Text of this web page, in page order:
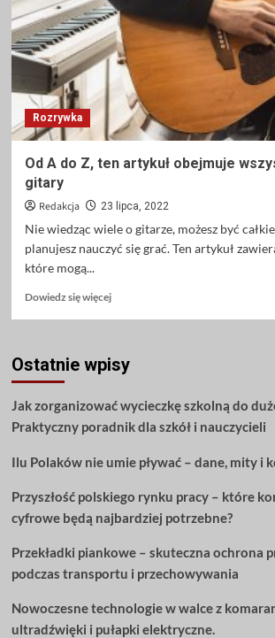
Rozrywka
Od A do Z, ten artykuł obejmuje
gitary
Redakcja 23 lipca, 2022
Nie wiedząc wiele o gitarze, możesz być
planujesz nauczyć się grać. Ten artykuł
które mogą...
Dowiedz się więcejDowiedz
Od
Z,
ten
obejmuje
o
nauce
gitary
Ostatnie wpisy
Jak zorganizować wycieczkę szkolną do
Praktyczny poradnik dla szkół i nauczycieli
Ilu Polaków nie umie pływać – dane, mity i
Przyszłość polskiego rynku pracy – które
cyfrowe będą najbardziej potrzebne?
Przekładki piankowe – skuteczna ochrona
podczas transportu i przechowywania
Nowoczesne technologie w walce z
ultradźwięki i pułapki elektryczne.